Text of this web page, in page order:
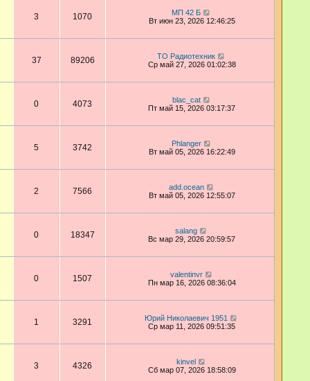
3 1070
МП 42 Б
Вт июн 23, 2026 12:46:25
37 89206
ТО Радиотехник
Ср май 27, 2026 01:02:38
0 4073
blac_cat
Пт май 15, 2026 03:17:37
5 3742
Phlanger
Вт май 05, 2026 16:22:49
2 7566
add.ocean
Вт май 05, 2026 12:55:07
0 18347
salang
Вс мар 29, 2026 20:59:57
0 1507
valentinvr
Пн мар 16, 2026 08:36:04
1 3291
Юрий Николаевич 1951
Ср мар 11, 2026 09:51:35
3 4326
kinvel
Сб мар 07, 2026 18:58:09